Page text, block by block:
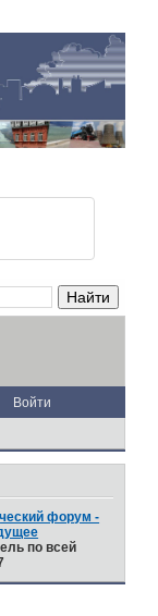
Войти
форум -
по всей